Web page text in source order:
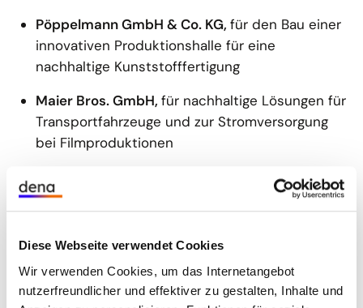
Diese Webseite verwendet Cookies
Wir verwenden Cookies, um das Internetangebot
nutzerfreundlicher und effektiver zu gestalten, Inhalte und
Pöppelmann GmbH & Co. KG, für den Bau einer
innovativen Produktionshalle für eine
nachhaltige Kunststofffertigung
Maier Bros. GmbH, für nachhaltige Lösungen für
Transportfahrzeuge und zur Stromversorgung
bei Filmproduktionen
Kategorie 2: Von clever bis digital! – Die
Bandbreite der Energieeffizienz.
KIS Antriebstechnik GmbH & Co. KG,
gestützten Energiemanagementsystems